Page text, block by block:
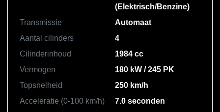
(Elektrisch/Benzine)
Transmissie
Automaat
Aantal cilinders
4
Cilinderinhoud
1984 cc
Vermogen
180 kW / 245 PK
Topsnelheid
250 km/h
Acceleratie (0-100 km/h)
7.0 seconden